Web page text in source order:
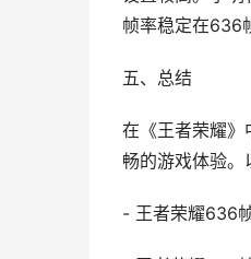
帧率稳定在636
五、总结
在《王者荣耀
畅的游戏体验。
- 王者荣耀636